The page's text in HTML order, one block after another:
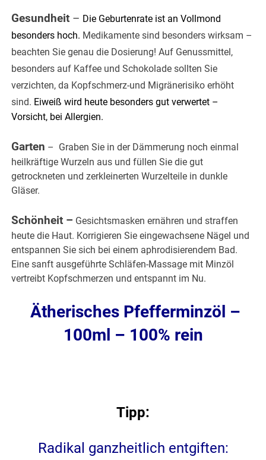
Gesundheit – Die Geburtenrate ist an Vollmond
besonders hoch. Medikamente sind besonders wirksam –
beachten Sie genau die Dosierung! Auf Genussmittel,
besonders auf Kaffee und Schokolade sollten Sie
verzichten, da Kopfschmerz-und Migränerisiko erhöht
sind. Eiweiß wird heute besonders gut verwertet –
Vorsicht, bei Allergien.
Garten – Graben Sie in der Dämmerung noch einmal
heilkräftige Wurzeln aus und füllen Sie die gut
getrockneten und zerkleinerten Wurzelteile in dunkle
Gläser.
Schönheit – Gesichtsmasken ernähren und straffen
heute die Haut. Korrigieren Sie eingewachsene Nägel und
entspannen Sie sich bei einem aphrodisierendem Bad.
Eine sanft ausgeführte Schläfen-Massage mit Minzöl
vertreibt Kopfschmerzen und entspannt im Nu.
Ätherisches Pfefferminzöl –
100ml – 100% rein
Tipp:
Radikal ganzheitlich entgiften: